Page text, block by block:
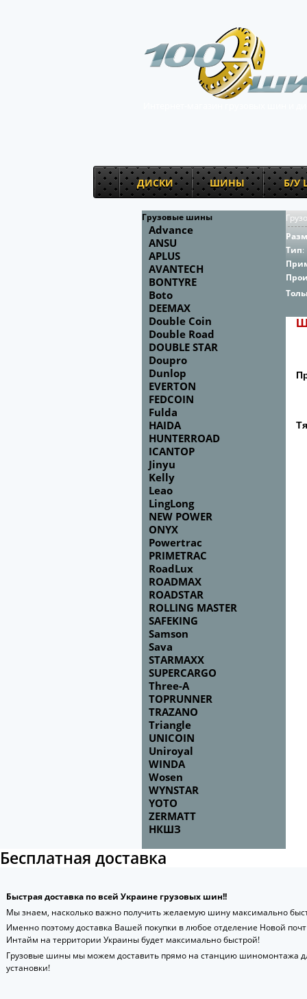
ДИСКИ ШИНЫ Б/У
Грузовые шины
Advance
ANSU
APLUS
AVANTECH
BONTYRE
Boto
DEEMAX
Double Coin
Double Road
DOUBLE STAR
Doupro
Dunlop
EVERTON
FEDCOIN
Fulda
HAIDA
HUNTERROAD
ICANTOP
Jinyu
Kelly
Leao
LingLong
NEW POWER
ONYX
Powertrac
PRIMETRAC
RoadLux
ROADMAX
ROADSTAR
ROLLING MASTER
SAFEKING
Samson
Sava
STARMAXX
SUPERCARGO
Three-A
TOPRUNNER
TRAZANO
Triangle
UNICOIN
Uniroyal
WINDA
Wosen
WYNSTAR
YOTO
ZERMATT
НКШЗ
Тип:
Бесплатная доставка
Быстрая доставка по всей Украине грузовых шин!!
Мы знаем, насколько важно получить желаемую шину максимально
Именно поэтому доставка Вашей покупки в любое отделение Новой
Интайм на территории Украины будет максимально быстрой!
Грузовые шины мы можем доставить прямо на станцию шиномонтажа
установки!